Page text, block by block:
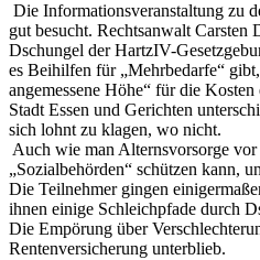
Die Informationsveranstaltung zu
gut besucht. Rechtsanwalt Carsten
Dschungel der HartzIV-
es Beihilfen für „Mehrbedarfe“
angemessene Höhe“ für die
Stadt Essen und Gerichten
sich lohnt zu klagen, wo nicht.
Auch wie man Alternsvorsorge
„Sozialbehörden“ schützen kann,
Die Teilnehmer gingen
ihnen einige Schleichpfade durch
Die Empörung über
Rentenversicherung unterblieb.